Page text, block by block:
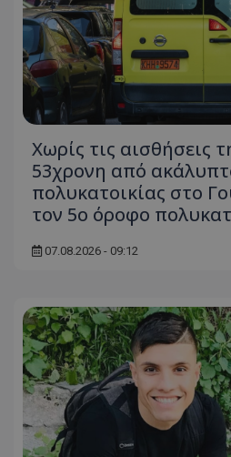
Χωρίς τις αισθήσεις
53χρονη από
πολυκατοικίας στο
τον 5ο όροφο
07.08.2026 - 09:12